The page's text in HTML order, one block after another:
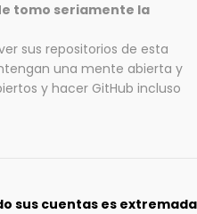
tomo seriamente la
sus repositorios de esta
una mente abierta y
y hacer GitHub incluso
sus cuentas es